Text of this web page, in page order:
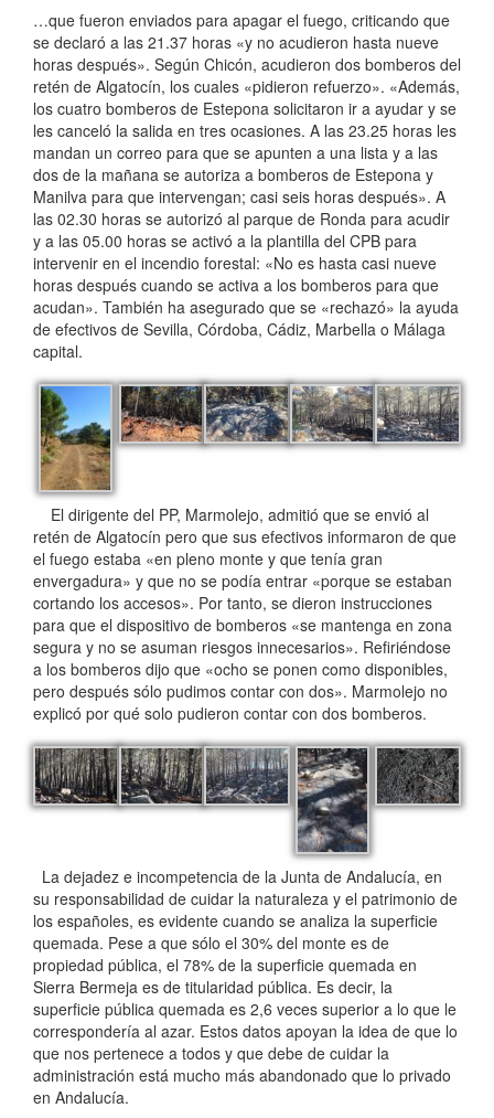
…que fueron enviados para apagar el fuego, criticando que
se declaró a las 21.37 horas «y no acudieron hasta nueve
horas después». Según Chicón, acudieron dos bomberos del
retén de Algatocín, los cuales «pidieron refuerzo». «Además,
los cuatro bomberos de Estepona solicitaron ir a ayudar y se
les canceló la salida en tres ocasiones. A las 23.25 horas les
mandan un correo para que se apunten a una lista y a las
dos de la mañana se autoriza a bomberos de Estepona y
Manilva para que intervengan; casi seis horas después». A
las 02.30 horas se autorizó al parque de Ronda para acudir
y a las 05.00 horas se activó a la plantilla del CPB para
intervenir en el incendio forestal: «No es hasta casi nueve
horas después cuando se activa a los bomberos para que
acudan». También ha asegurado que se «rechazó» la ayuda
de efectivos de Sevilla, Córdoba, Cádiz, Marbella o Málaga
capital.
El dirigente del PP, Marmolejo, admitió que se envió al
retén de Algatocín pero que sus efectivos informaron de que
el fuego estaba «en pleno monte y que tenía gran
envergadura» y que no se podía entrar «porque se estaban
cortando los accesos». Por tanto, se dieron instrucciones
para que el dispositivo de bomberos «se mantenga en zona
segura y no se asuman riesgos innecesarios». Refiriéndose
a los bomberos dijo que «ocho se ponen como disponibles,
pero después sólo pudimos contar con dos». Marmolejo no
explicó por qué solo pudieron contar con dos bomberos.
La dejadez e incompetencia de la Junta de Andalucía, en
su responsabilidad de cuidar la naturaleza y el patrimonio de
los españoles, es evidente cuando se analiza la superficie
quemada. Pese a que sólo el 30% del monte es de
propiedad pública, el 78% de la superficie quemada en
Sierra Bermeja es de titularidad pública. Es decir, la
superficie pública quemada es 2,6 veces superior a lo que le
correspondería al azar. Estos datos apoyan la idea de que lo
que nos pertenece a todos y que debe de cuidar la
administración está mucho más abandonado que lo privado
en Andalucía.